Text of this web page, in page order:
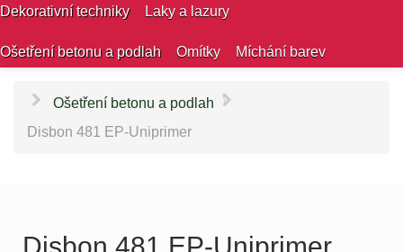
Dekorativní techniky Laky a lazury
Ošetření betonu a podlah Omítky Míchání barev
Ošetření betonu a podlah \
Disbon 481 EP-Uniprimer